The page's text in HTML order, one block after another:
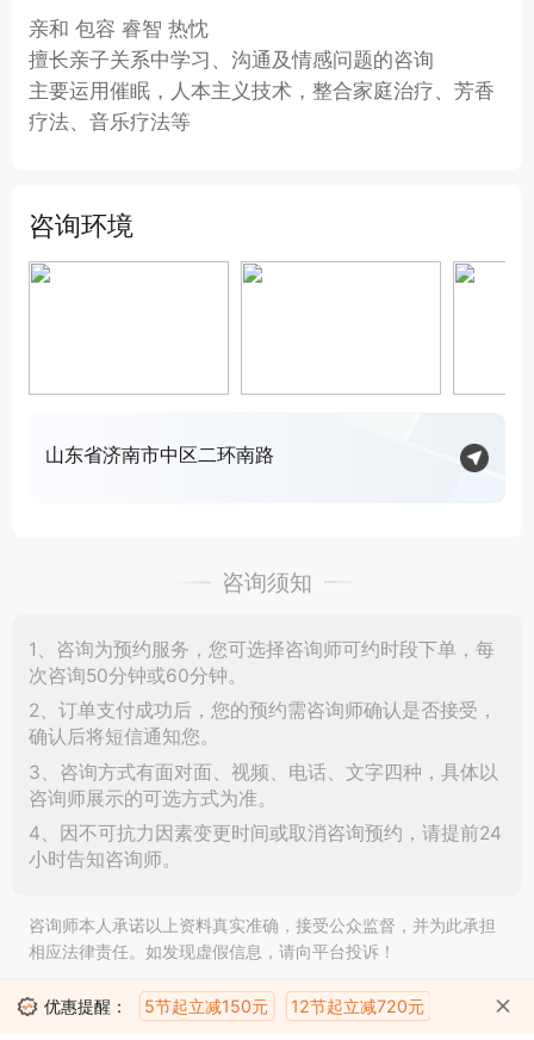
亲和 包容 睿智 热忱
擅长亲子关系中学习、沟通及情感问题的咨询
主要运用催眠，人本主义技术，整合家庭治疗、芳香
疗法、音乐疗法等
咨询环境
山东省济南市中区二环南路
咨询须知
1、咨询为预约服务，您可选择咨询师可约时段下单，每
次咨询50分钟或60分钟。
2、订单支付成功后，您的预约需咨询师确认是否接受，
确认后将短信通知您。
3、咨询方式有面对面、视频、电话、文字四种，具体以
咨询师展示的可选方式为准。
4、因不可抗力因素变更时间或取消咨询预约，请提前24
小时告知咨询师。
咨询师本人承诺以上资料真实准确，接受公众监督，并为此承担
相应法律责任。如发现虚假信息，请向平台投诉！
优惠提醒： 5节起立减150元 12节起立减720元